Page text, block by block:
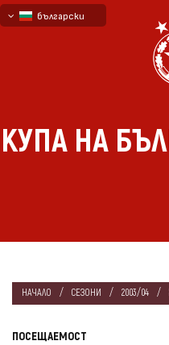
български
КУПА НА
НАЧАЛО СЕЗОНИ 2003/04
ПОСЕЩАЕМОСТ